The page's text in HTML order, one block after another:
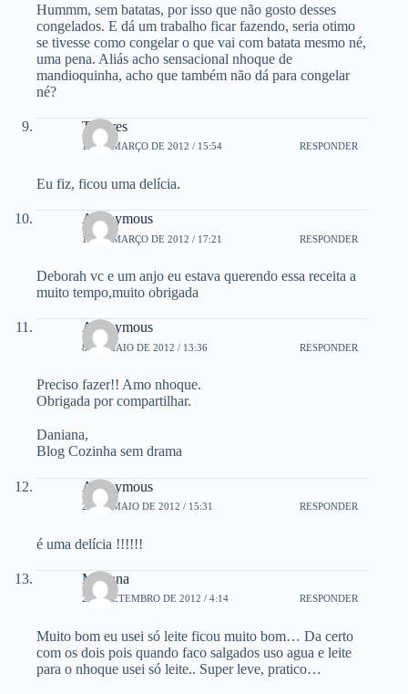
Hummm, sem batatas, por isso que não gosto desses
congelados. E dá um trabalho ficar fazendo, seria otimo
se tivesse como congelar o que vai com batata mesmo né,
uma pena. Aliás acho sensacional nhoque de
mandioquinha, acho que também não dá para congelar
né?
Tamires
12 DE MARÇO DE 2012 / 15:54 RESPONDER
Eu fiz, ficou uma delícia.
Anonymous
12 DE MARÇO DE 2012 / 17:21 RESPONDER
Deborah vc e um anjo eu estava querendo essa receita a
muito tempo,muito obrigada
Anonymous
8 DE MAIO DE 2012 / 13:36 RESPONDER
Preciso fazer!! Amo nhoque.
Obrigada por compartilhar.
Daniana,
Blog Cozinha sem drama
Anonymous
22 DE MAIO DE 2012 / 15:31 RESPONDER
é uma delícia !!!!!!
Mariana
2 DE SETEMBRO DE 2012 / 4:14 RESPONDER
Muito bom eu usei só leite ficou muito bom… Da certo
com os dois pois quando faco salgados uso agua e leite
para o nhoque usei só leite.. Super leve, pratico…